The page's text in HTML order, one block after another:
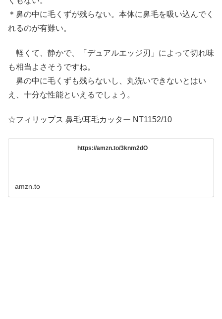
＊鼻の中に毛くずが残らない。本体に鼻毛を吸い込んでく
れるのが有難い。
軽くて、静かで、「デュアルエッジ刃」によって切れ味
も相当よさそうですね。
鼻の中に毛くずも残らないし、丸洗いできないとはい
え、十分な性能といえるでしょう。
☆フィリップス 鼻毛/耳毛カッター NT1152/10
https://amzn.to/3knm2dO
amzn.to